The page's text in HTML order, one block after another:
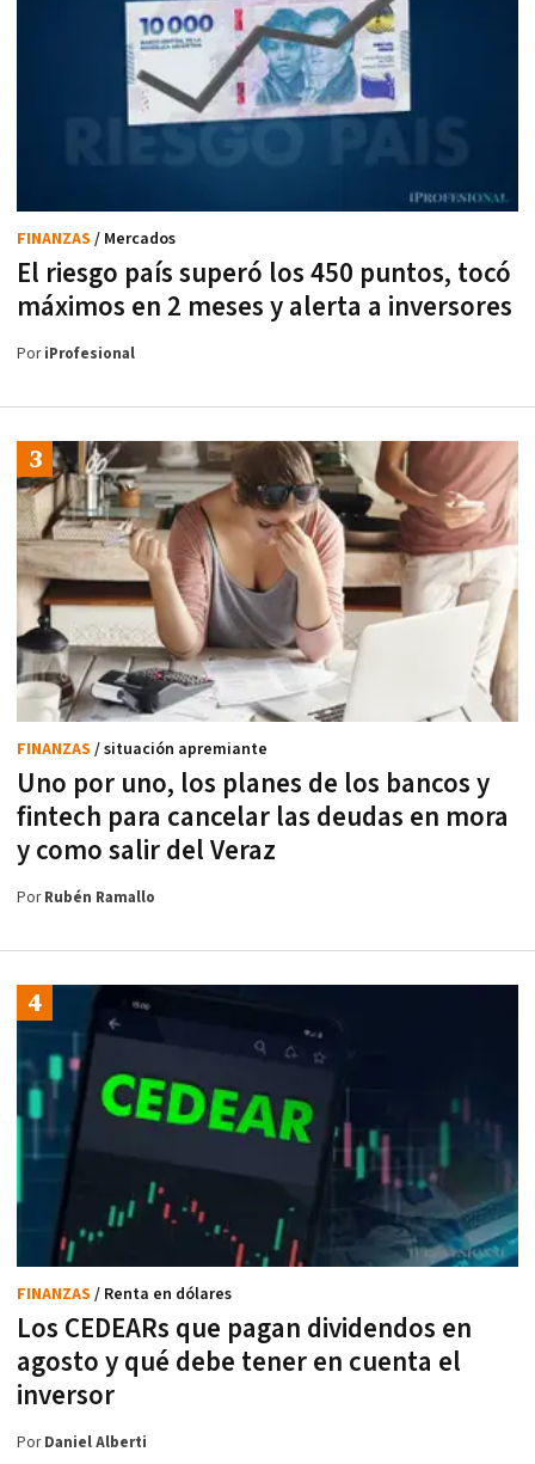
El riesgo país superó los 450 puntos, tocó
máximos en 2 meses y alerta a inversores
FINANZAS / Mercados
PoriProfesional
Uno por uno, los planes de los bancos y
fintech para cancelar las deudas en mora
y como salir del Veraz
FINANZAS / situación apremiante
PorRubén Ramallo
Los CEDEARs que pagan dividendos en
agosto y qué debe tener en cuenta el
inversor
FINANZAS / Renta en dólares
PorDaniel Alberti